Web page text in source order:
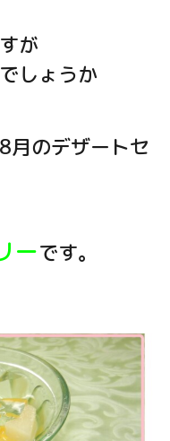
が
しょうか
月のデザートセ
ーです。